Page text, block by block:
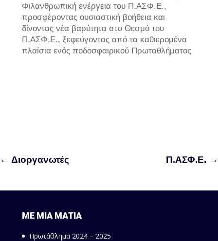
Φιλανθρωπική ενέργεια του Π.ΑΣΦ.Ε.,
προσφέροντας ουσιαστική βοήθεια και
δίνοντας νέα βαρύτητα στο Θεσμό του
Π.ΑΣΦ.Ε., ξεφεύγοντας από τα καθιερομένα
πλαίσια ενός ποδοσφαιρικού Πρωταθλήματος
← Διοργανωτές Π.ΑΣΦ.Ε. →
ΜΕ ΜΙΑ ΜΑΤΙΑ
Πρωτάθλημα 2024 – 2025